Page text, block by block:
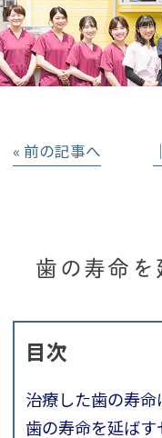
« 前の記事へ
歯の寿命
目次
治療した歯の寿命
歯の寿命を延ば